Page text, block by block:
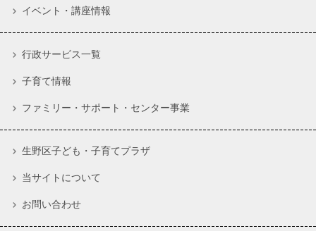
イベント・講座情報
行政サービス一覧
子育て情報
ファミリー・サポート・センター事業
生野区子ども・子育てプラザ
当サイトについて
お問い合わせ